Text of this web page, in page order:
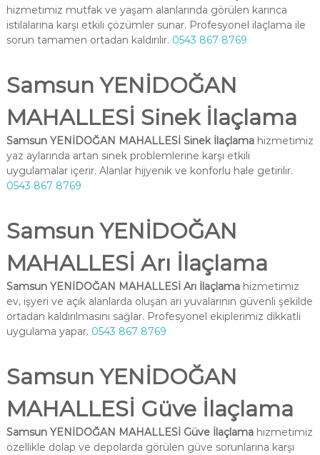
hizmetimiz mutfak ve yaşam alanlarında görülen karınca
istilalarına karşı etkili çözümler sunar. Profesyonel ilaçlama ile
sorun tamamen ortadan kaldırılır. 0543 867 8769
Samsun YENİDOĞAN
MAHALLESİ Sinek İlaçlama
Samsun YENİDOĞAN MAHALLESİ Sinek İlaçlamahizmetimiz
yaz aylarında artan sinek problemlerine karşı etkili
uygulamalar içerir. Alanlar hijyenik ve konforlu hale getirilir.
0543 867 8769
Samsun YENİDOĞAN
MAHALLESİ Arı İlaçlama
Samsun YENİDOĞAN MAHALLESİ Arı İlaçlamahizmetimiz
ev, işyeri ve açık alanlarda oluşan arı yuvalarının güvenli şekilde
ortadan kaldırılmasını sağlar. Profesyonel ekiplerimiz dikkatli
uygulama yapar. 0543 867 8769
Samsun YENİDOĞAN
MAHALLESİ Güve İlaçlama
Samsun YENİDOĞAN MAHALLESİ Güve İlaçlamahizmetimiz
özellikle dolap ve depolarda görülen güve sorunlarına karşı